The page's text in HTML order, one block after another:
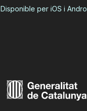
Disponible per iOS i